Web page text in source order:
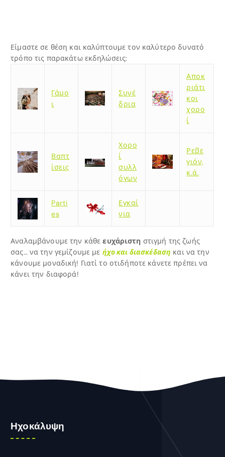
Είμαστε σε θέση και καλύπτουμε τον καλύτερο δυνατό
τρόπο τις παρακάτω εκδηλώσεις:
Γάμο
ι
Συνέ
δρια
Αποκ
ριάτι
κοι
χορο
ί
Βαπτ
ίσεις
Χορο
ί
συλλ
όγων
Ρεβε
γιόν,
κ.ά.
Parti
es
Εγκαί
νια
Αναλαμβάνουμε την κάθεευχάριστη στιγμή της ζωής
σας… να την γεμίζουμε με ήχο και διασκέδαση και να την
κάνουμε μοναδική! Γιατί το οτιδήποτε κάνετε πρέπει να
κάνει την διαφορά!
Ηχοκάλυψη